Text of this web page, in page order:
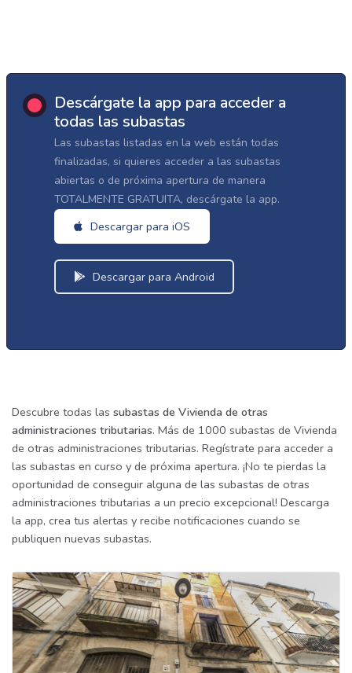
Descárgate la app para acceder a
todas las subastas
Las subastas listadas en la web están todas
finalizadas, si quieres acceder a las subastas
abiertas o de próxima apertura de manera
TOTALMENTE GRATUITA, descárgate la app.
Descargar para iOS
Descargar para Android
Descubre todas las subastas de Vivienda de otras
administraciones tributarias. Más de 1000 subastas de Vivienda
de otras administraciones tributarias. Regístrate para acceder a
las subastas en curso y de próxima apertura. ¡No te pierdas la
oportunidad de conseguir alguna de las subastas de otras
administraciones tributarias a un precio excepcional! Descarga
la app, crea tus alertas y recibe notificaciones cuando se
publiquen nuevas subastas.